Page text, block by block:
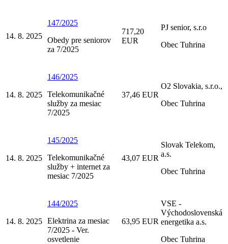
14. 8. 2025
147/2025
Obedy pre seniorov
za 7/2025
717,20
EUR
PJ senior, s.r.o
Obec Tuhrina
14. 8. 2025
146/2025
Telekomunikačné
služby za mesiac
7/2025
37,46 EUR
O2 Slovakia, s.r.o.,
Obec Tuhrina
14. 8. 2025
145/2025
Telekomunikačné
služby + internet za
mesiac 7/2025
43,07 EUR
Slovak Telekom,
a.s.
Obec Tuhrina
14. 8. 2025
144/2025
Elektrina za mesiac
7/2025 - Ver.
osvetlenie
63,95 EUR
VSE -
Východoslovenská
energetika a.s.
Obec Tuhrina